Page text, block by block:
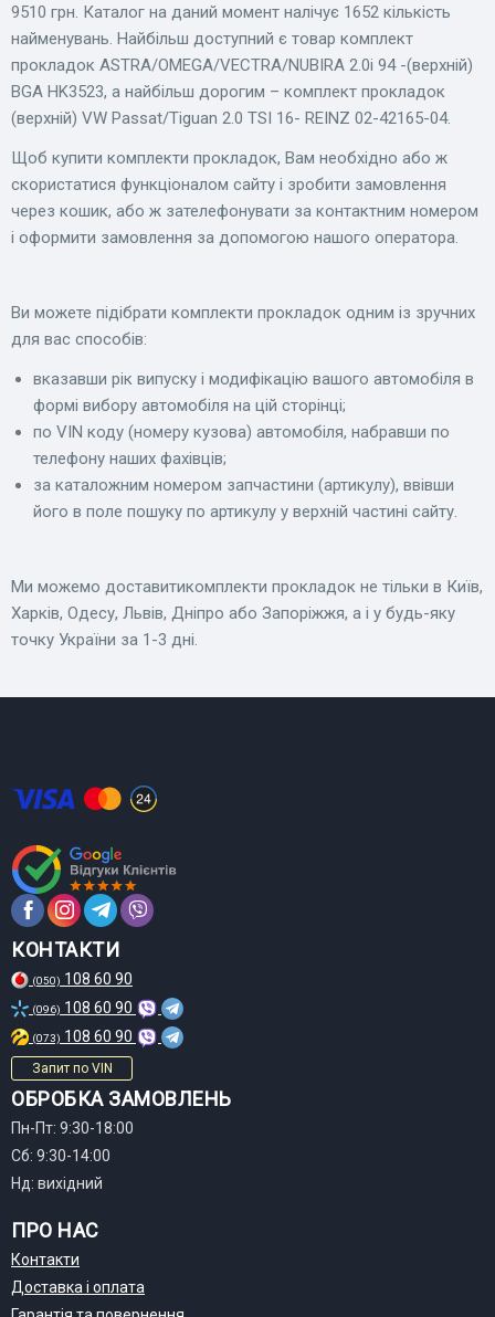
9510 грн. Каталог на даний момент налічує 1652 кількість
найменувань. Найбільш доступний є товар комплект
прокладок ASTRA/OMEGA/VECTRA/NUBIRA 2.0i 94 -(верхній)
BGA HK3523, а найбільш дорогим – комплект прокладок
(верхній) VW Passat/Tiguan 2.0 TSI 16- REINZ 02-42165-04.
Щоб купити комплекти прокладок, Вам необхідно або ж
скористатися функціоналом сайту і зробити замовлення
через кошик, або ж зателефонувати за контактним номером
і оформити замовлення за допомогою нашого оператора.
Ви можете підібрати комплекти прокладок одним із зручних
для вас способів:
вказавши рік випуску і модифікацію вашого автомобіля в
формі вибору автомобіля на цій сторінці;
по VIN коду (номеру кузова) автомобіля, набравши по
телефону наших фахівців;
за каталожним номером запчастини (артикулу), ввівши
його в поле пошуку по артикулу у верхній частині сайту.
Ми можемо доставитикомплекти прокладок не тільки в Київ,
Харків, Одесу, Львів, Дніпро або Запоріжжя, а і у будь-яку
точку України за 1-3 дні.
КОНТАКТИ
(050) 108 60 90
(096) 108 60 90
(073) 108 60 90
Запит по VIN
ОБРОБКА ЗАМОВЛЕНЬ
Пн-Пт: 9:30-18:00
Сб: 9:30-14:00
Нд: вихідний
ПРО НАС
Контакти
Доставка і оплата